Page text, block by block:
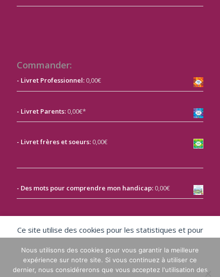
Ce site utilise des cookies pour les statistiques et pour
consentez à notre utilisation des cookies.
Accepter
Commander:
- Livret Professionnel:0,00€
- Livret Parents:0,00€*
- Livret frères et soeurs:0,00€
- Des mots pour comprendre mon handicap:0,00€
- Livret à l'attention des personnes en situation de
handicap:0,00€
Nous utilisons des cookies pour vous garantir la meilleure
expérience sur notre site. Si vous continuez à utiliser ce
dernier, nous considérerons que vous acceptez l'utilisation des